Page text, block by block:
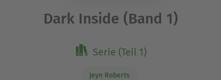
Dark Inside (Band 1)
Serie (Teil 1)
Jeyn Roberts